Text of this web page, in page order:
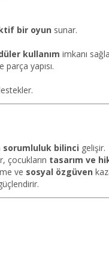
bir oyun sunar.
kullanım imkanı
yapısı.
sorumluluk bilinci gelişir.
çocukların tasarım ve
ve sosyal özgüven